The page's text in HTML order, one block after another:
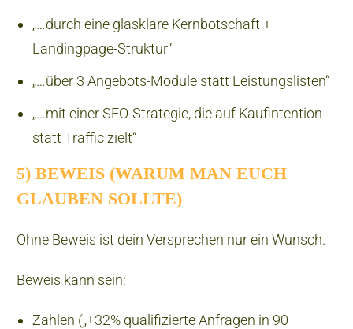
„…durch eine glasklare Kernbotschaft +
Landingpage-Struktur“
„…über 3 Angebots-Module statt Leistungslisten“
„…mit einer SEO-Strategie, die auf Kaufintention
statt Traffic zielt“
5) BEWEIS (WARUM MAN EUCH
GLAUBEN SOLLTE)
Ohne Beweis ist dein Versprechen nur ein Wunsch.
Beweis kann sein:
Zahlen („+32% qualifizierte Anfragen in 90